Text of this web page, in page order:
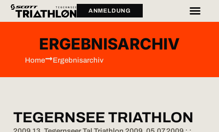
ANMELDUNG
ERGEBNISARCHIV
Home Ergebnisarchiv
TEGERNSEE TRIATHLON